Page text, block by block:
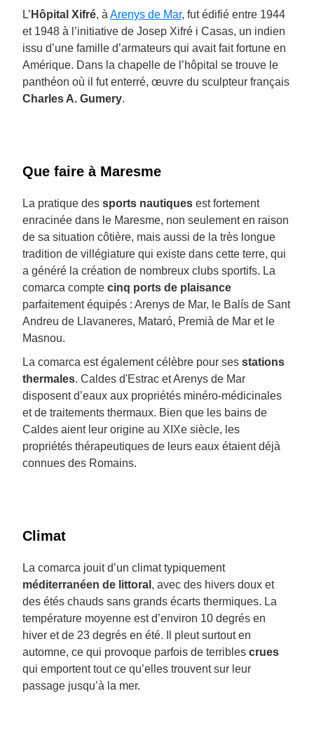
L’ Hôpital Xifré, à Arenys de Mar, fut édifié entre 1944
et 1948 à l’initiative de Josep Xifré i Casas, un indien
issu d’une famille d’armateurs qui avait fait fortune en
Amérique. Dans la chapelle de l’hôpital se trouve le
panthéon où il fut enterré, œuvre du sculpteur français
Charles A. Gumery.
Que faire à Maresme
La pratique des sports nautiques est fortement
enracinée dans le Maresme, non seulement en raison
de sa situation côtière, mais aussi de la très longue
tradition de villégiature qui existe dans cette terre, qui
a généré la création de nombreux clubs sportifs. La
comarca compte cinq ports de plaisance
parfaitement équipés : Arenys de Mar, le Balís de Sant
Andreu de Llavaneres, Mataró, Premià de Mar et le
Masnou.
La comarca est également célèbre pour ses stations
thermales. Caldes d'Estrac et Arenys de Mar
disposent d’eaux aux propriétés minéro-médicinales
et de traitements thermaux. Bien que les bains de
Caldes aient leur origine au XIXe siècle, les
propriétés thérapeutiques de leurs eaux étaient déjà
connues des Romains.
Climat
La comarca jouit d’un climat typiquement
méditerranéen de littoral , avec des hivers doux et
des étés chauds sans grands écarts thermiques. La
température moyenne est d’environ 10 degrés en
hiver et de 23 degrés en été. Il pleut surtout en
automne, ce qui provoque parfois de terribles crues
qui emportent tout ce qu’elles trouvent sur leur
passage jusqu’à la mer.